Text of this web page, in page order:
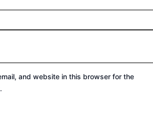
and website in this browser for the